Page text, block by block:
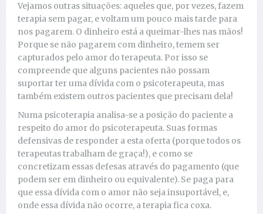
Vejamos outras situações: aqueles que, por vezes, fazem
terapia sem pagar, e voltam um pouco mais tarde para
nos pagarem. O dinheiro está a queimar-lhes nas mãos!
Porque se não pagarem com dinheiro, temem ser
capturados pelo amor do terapeuta. Por isso se
compreende que alguns pacientes não possam
suportar ter uma dívida com o psicoterapeuta, mas
também existem outros pacientes que precisam dela!
Numa psicoterapia analisa-se a posição do paciente a
respeito do amor do psicoterapeuta. Suas formas
defensivas de responder a esta oferta (porque todos os
terapeutas trabalham de graça!), e como se
concretizam essas defesas através do pagamento (que
podem ser em dinheiro ou equivalente). Se paga para
que essa dívida com o amor não seja insuportável, e,
onde essa dívida não ocorre, a terapia fica coxa.